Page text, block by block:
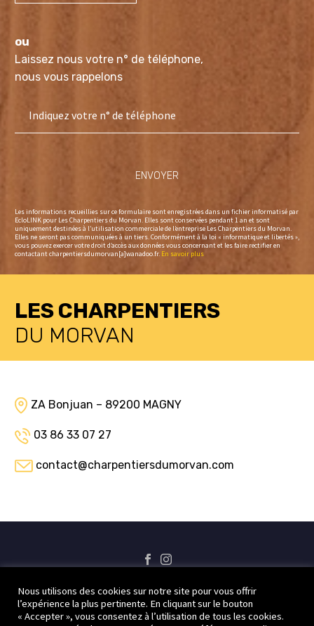
ou
Laissez nous votre n° de téléphone,
nous vous rappelons
Les informations recueillies sur ce formulaire sont enregistrées dans un fichier informatisé par
EcloLINK pour Les Charpentiers du Morvan. Elles sont conservées pendant 1 an et sont
uniquement destinées à l’utilisation commerciale de l’entreprise Les Charpentiers du Morvan.
Elles ne seront pas communiquées à un tiers. Conformément à la loi « informatique et libertés »,
vous pouvez exercer votre droit d’accès aux données vous concernant et les faire rectifier en
contactant charpentiersdumorvan[a]wanadoo.fr. En savoir plus
LES CHARPENTIERS
DU MORVAN
ZA Bonjuan – 89200 MAGNY
03 86 33 07 27
contact@charpentiersdumorvan.com
Nous contacter Qui sommes-nous ?
Nos réalisations
Nous utilisons des cookies sur notre site pour vous offrir
l’expérience la plus pertinente. En cliquant sur le bouton
« Accepter », vous consentez à l’utilisation de tous les cookies.